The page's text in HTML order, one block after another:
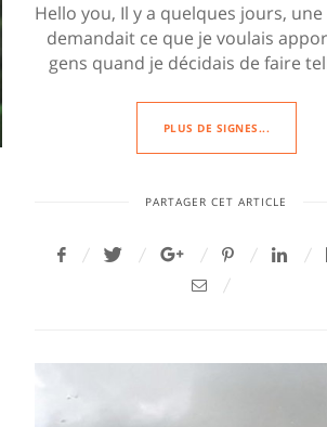
Hello you, Il y a quelques jours,
demandait ce que je voulais
gens quand je décidais de faire
PLUS DE SIGNES...
PARTAGER CET ARTICLE